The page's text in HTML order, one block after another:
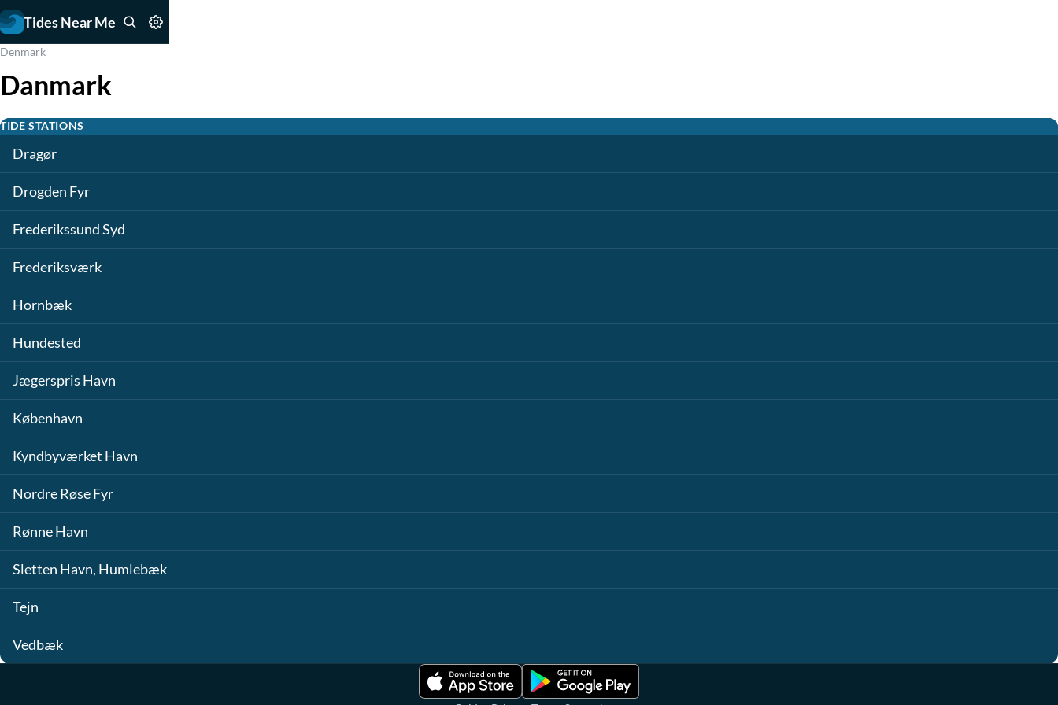
Tides Near Me
Denmark
Danmark
TIDE STATIONS
Dragør
Drogden Fyr
Frederikssund Syd
Frederiksværk
Hornbæk
Hundested
Jægerspris Havn
København
Kyndbyværket Havn
Nordre Røse Fyr
Rønne Havn
Sletten Havn, Humlebæk
Tejn
Vedbæk